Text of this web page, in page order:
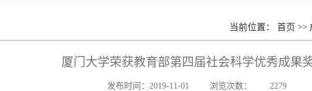
当前位置： 首页 >>
厦门大学荣获教育部第四届社会科学优秀成果
发布时间：2019-11-01 浏览次数： 2279